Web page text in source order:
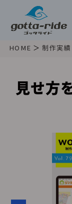
HOME 制作実績
見せ方